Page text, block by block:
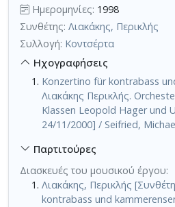
Ημερομηνίες: 1998
Συνθέτης: Λιακάκης, Περικλής
Συλλογή: Κοντσέρτα
Ηχογραφήσεις
Konzertino für kontrabass
Λιακάκης Περικλής.
Klassen Leopold Hager und
24/11/2000] / Seifried,
Παρτιτούρες
Διασκευές του μουσικού έργου:
Λιακάκης, Περικλής
kontrabass und